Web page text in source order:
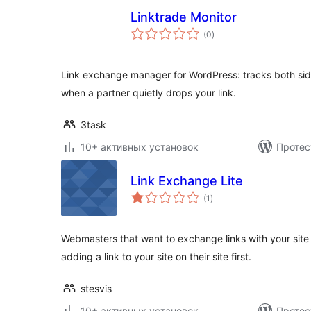
Linktrade Monitor
(0общий
рейтинг
)
Link exchange manager for WordPress: tracks both
when a partner quietly drops your link.
3task
10+ активных установок
Link Exchange Lite
(1 общий
рейтинг
)
Webmasters that want to exchange links with your
adding a link to your site on their site first.
stesvis